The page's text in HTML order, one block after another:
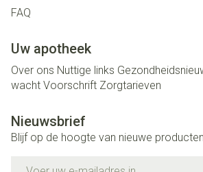
FAQ
Uw apotheek
Over ons Nuttige links
wacht Voorschrift Zorgtarieven
Nieuwsbrief
Blijf op de hoogte van nieuwe